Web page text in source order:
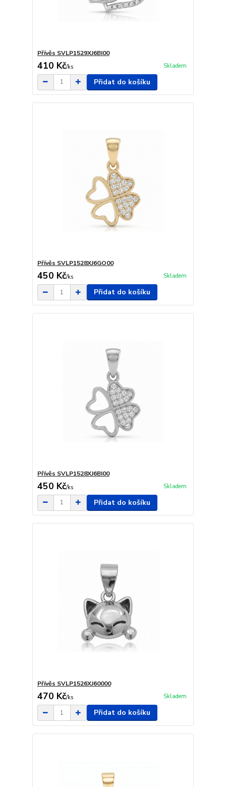
Přívěs SVLP1529XJ6BI00
410 Kč/ks Skladem
Přidat do košíku
Přívěs SVLP1528XJ6GO00
450 Kč/ks Skladem
Přidat do košíku
Přívěs SVLP1528XJ6BI00
450 Kč/ks Skladem
Přidat do košíku
Přívěs SVLP1526XJ60000
470 Kč/ks Skladem
Přidat do košíku